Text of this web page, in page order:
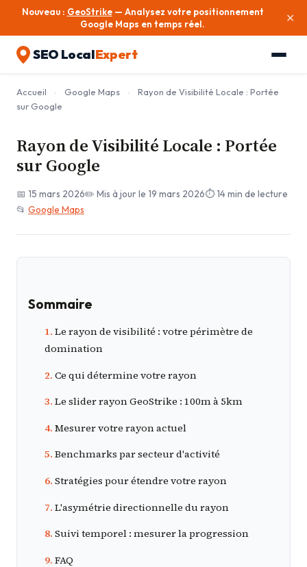
Nouveau : GeoStrike— Analysez votre positionnement
Google Maps en temps réel.
✕
SEO LocalExpert
Accueil Google Maps
Rayon de Visibilité Locale : Portée
sur Google
Rayon de Visibilité Locale : Portée
sur Google
📅 15 mars 2026✏️ Mis à jour le 19 mars 2026⏱️ 14 min de lecture
📂 Google Maps
Sommaire
Le rayon de visibilité : votre périmètre de
domination
Ce qui détermine votre rayon
Le slider rayon GeoStrike : 100m à 5km
Mesurer votre rayon actuel
Benchmarks par secteur d'activité
Stratégies pour étendre votre rayon
L'asymétrie directionnelle du rayon
Suivi temporel : mesurer la progression
FAQ